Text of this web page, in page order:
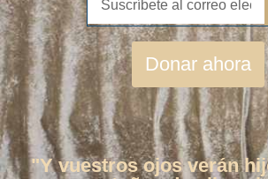
Donar ahora
"Y vuestros ojos verán